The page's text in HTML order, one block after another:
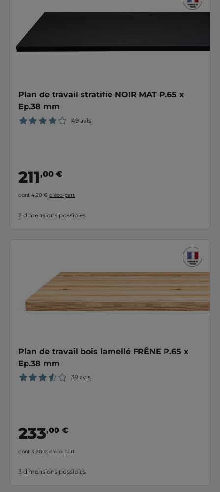
Plan de travail stratifié NOIR MAT P.65 x
Ep.38 mm
49 avis
211,00 €
dont 4,20 € d’éco-part
2 dimensions possibles
Plan de travail bois lamellé FRÊNE P.65 x
Ep.38 mm
39 avis
233,00 €
dont 4,20 € d’éco-part
3 dimensions possibles